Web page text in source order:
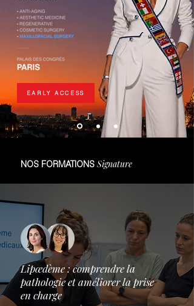
EARLY ACCESS
NOS FORMATIONS Signature
Lipœdème : comprendre la
pathologie et améliorer la prise
en charge